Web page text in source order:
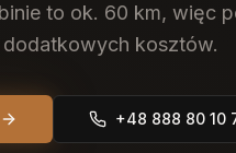
to ok. 60 km, więc
kosztów.
+48 888 80 10